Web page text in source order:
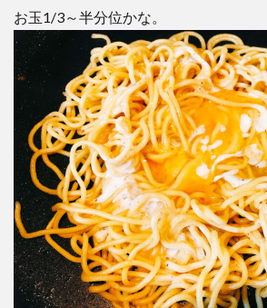
お玉1/3～半分位かな。